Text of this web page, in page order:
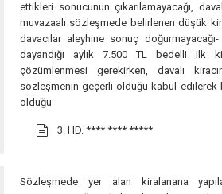
ettikleri sonucunun çıkarılamayacağı,
muvazaalı sözleşmede belirlenen düşük
davacılar aleyhine sonuç doğurmayacağı-
dayandığı aylık 7.500 TL bedelli ilk
çözümlenmesi gerekirken, davalı
sözleşmenin geçerli olduğu kabul edilerek
olduğu-
3. HD. **** **** *****
Sözleşmede yer alan kiralanana